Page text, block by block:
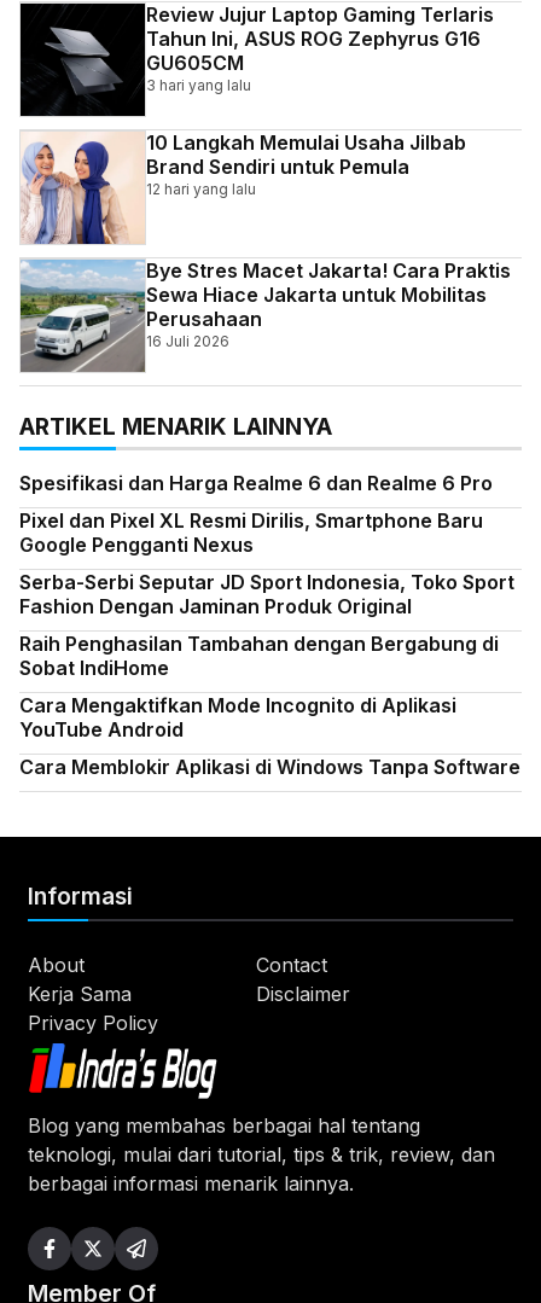
Review Jujur Laptop Gaming Terlaris
Tahun Ini, ASUS ROG Zephyrus G16
GU605CM
3 hari yang lalu
10 Langkah Memulai Usaha Jilbab
Brand Sendiri untuk Pemula
12 hari yang lalu
Bye Stres Macet Jakarta! Cara Praktis
Sewa Hiace Jakarta untuk Mobilitas
Perusahaan
16 Juli 2026
ARTIKEL MENARIK LAINNYA
Spesifikasi dan Harga Realme 6 dan Realme 6 Pro
Pixel dan Pixel XL Resmi Dirilis, Smartphone Baru
Google Pengganti Nexus
Serba-Serbi Seputar JD Sport Indonesia, Toko Sport
Fashion Dengan Jaminan Produk Original
Raih Penghasilan Tambahan dengan Bergabung di
Sobat IndiHome
Cara Mengaktifkan Mode Incognito di Aplikasi
YouTube Android
Cara Memblokir Aplikasi di Windows Tanpa Software
Blog yang membahas berbagai hal tentang
teknologi, mulai dari tutorial, tips & trik, review, dan
berbagai informasi menarik lainnya.
Informasi
About
Contact
Kerja Sama
Disclaimer
Privacy Policy
Member Of